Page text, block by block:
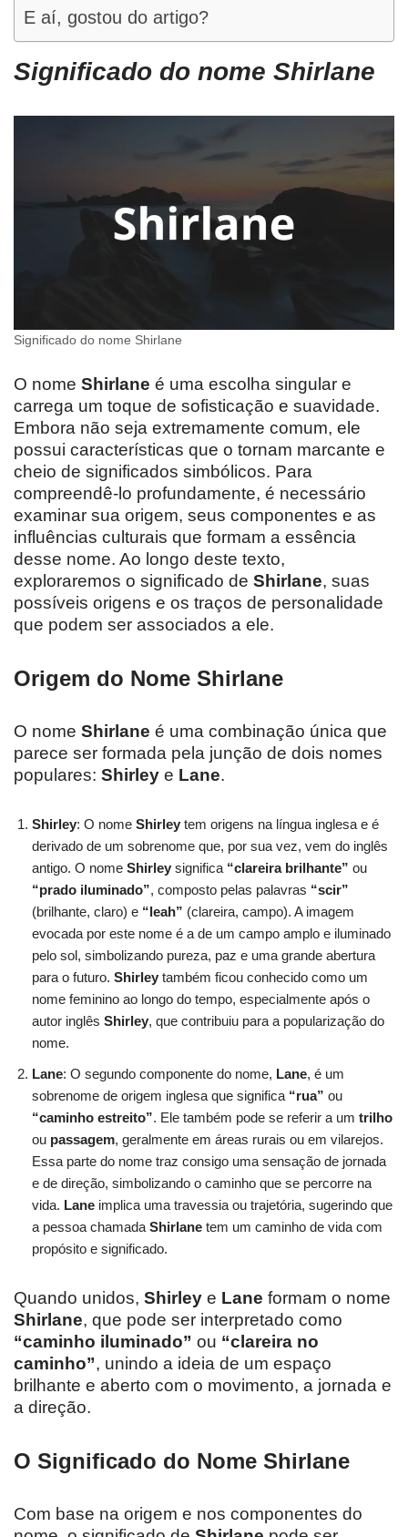
E aí, gostou do artigo?
Significado do nome Shirlane
Significado do nome Shirlane
O nome Shirlane é uma escolha singular e
carrega um toque de sofisticação e suavidade.
Embora não seja extremamente comum, ele
possui características que o tornam marcante e
cheio de significados simbólicos. Para
compreendê-lo profundamente, é necessário
examinar sua origem, seus componentes e as
influências culturais que formam a essência
desse nome. Ao longo deste texto,
exploraremos o significado de Shirlane, suas
possíveis origens e os traços de personalidade
que podem ser associados a ele.
Origem do Nome Shirlane
O nome Shirlane é uma combinação única que
parece ser formada pela junção de dois nomes
populares: Shirley e Lane.
Shirley: O nome Shirley tem origens na língua inglesa e é
derivado de um sobrenome que, por sua vez, vem do inglês
antigo. O nome Shirley significa “clareira brilhante” ou
“prado iluminado”, composto pelas palavras “scir”
(brilhante, claro) e “leah” (clareira, campo). A imagem
evocada por este nome é a de um campo amplo e iluminado
pelo sol, simbolizando pureza, paz e uma grande abertura
para o futuro. Shirley também ficou conhecido como um
nome feminino ao longo do tempo, especialmente após o
autor inglês Shirley, que contribuiu para a popularização do
nome.
Lane: O segundo componente do nome, Lane, é um
sobrenome de origem inglesa que significa “rua” ou
“caminho estreito”. Ele também pode se referir a um trilho
ou passagem, geralmente em áreas rurais ou em vilarejos.
Essa parte do nome traz consigo uma sensação de jornada
e de direção, simbolizando o caminho que se percorre na
vida. Lane implica uma travessia ou trajetória, sugerindo que
a pessoa chamada Shirlane tem um caminho de vida com
propósito e significado.
Quando unidos, Shirley e Lane formam o nome
Shirlane, que pode ser interpretado como
“caminho iluminado” ou “clareira no
caminho”, unindo a ideia de um espaço
brilhante e aberto com o movimento, a jornada e
a direção.
O Significado do Nome Shirlane
Com base na origem e nos componentes do